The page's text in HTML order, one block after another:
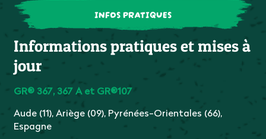
INFOS PRATIQUES
Informations pratiques et mises à
jour
GR® 367, 367 A et GR®107
Aude (11), Ariège (09), Pyrénées-Orientales (66),
Espagne